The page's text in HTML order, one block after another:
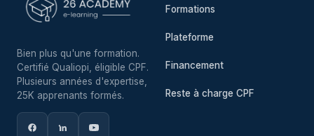
Bien plus qu'une formation.
Certifié Qualiopi, éligible CPF.
Plusieurs années d'expertise,
25K apprenants formés.
Formations
Plateforme
Financement
Reste à charge CPF